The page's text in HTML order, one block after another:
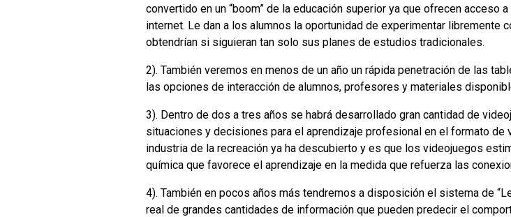
convertido en un “boom” de la educación superior ya que ofrecen acceso
internet. Le dan a los alumnos la oportunidad de experimentar libremente
obtendrían si siguieran tan solo sus planes de estudios tradicionales.
2). También veremos en menos de un año un rápida penetración de las
las opciones de interacción de alumnos, profesores y materiales
3). Dentro de dos a tres años se habrá desarrollado gran cantidad de
situaciones y decisiones para el aprendizaje profesional en el formato
industria de la recreación ya ha descubierto y es que los videojuegos
química que favorece el aprendizaje en la medida que refuerza las
4). También en pocos años más tendremos a disposición el sistema de
real de grandes cantidades de información que pueden predecir el